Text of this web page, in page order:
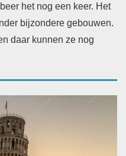
het nog een keer. Het
bijzondere gebouwen.
daar kunnen ze nog